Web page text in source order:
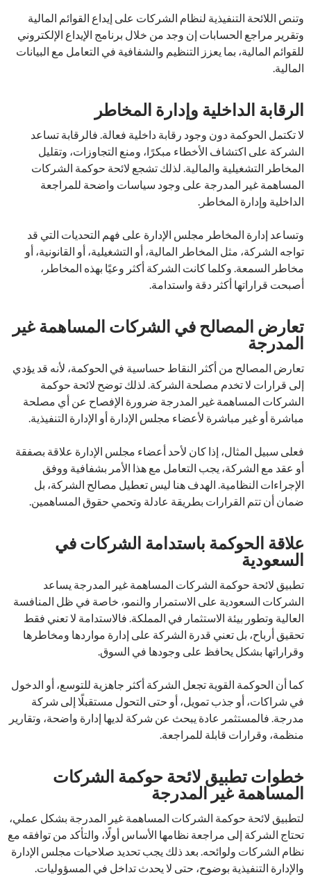
وتنص اللائحة التنفيذية لنظام الشركات على إيداع القوائم المالية
وتقرير مراجع الحسابات إن وجد من خلال برنامج الإيداع الإلكتروني
للقوائم المالية، بما يعزز التنظيم والشفافية في التعامل مع البيانات
المالية.
الرقابة الداخلية وإدارة المخاطر
لا تكتمل الحوكمة دون وجود رقابة داخلية فعالة. فالرقابة تساعد
الشركة على اكتشاف الأخطاء مبكرًا، ومنع التجاوزات، وتقليل
المخاطر التشغيلية والمالية. لذلك تشجع لائحة حوكمة الشركات
المساهمة غير المدرجة على وجود سياسات واضحة للمراجعة
الداخلية وإدارة المخاطر.
وتساعد إدارة المخاطر مجلس الإدارة على فهم التحديات التي قد
تواجه الشركة، مثل المخاطر المالية، أو التشغيلية، أو القانونية، أو
مخاطر السمعة. وكلما كانت الشركة أكثر وعيًا بهذه المخاطر،
أصبحت قراراتها أكثر دقة واستدامة.
تعارض المصالح في الشركات المساهمة غير
المدرجة
تعارض المصالح من أكثر النقاط حساسية في الحوكمة، لأنه قد يؤدي
إلى قرارات لا تخدم مصلحة الشركة. لذلك توضح لائحة حوكمة
الشركات المساهمة غير المدرجة ضرورة الإفصاح عن أي مصلحة
مباشرة أو غير مباشرة لأعضاء مجلس الإدارة أو الإدارة التنفيذية.
فعلى سبيل المثال، إذا كان لأحد أعضاء مجلس الإدارة علاقة بصفقة
أو عقد مع الشركة، يجب التعامل مع هذا الأمر بشفافية ووفق
الإجراءات النظامية. الهدف هنا ليس تعطيل مصالح الشركة، بل
ضمان أن تتم القرارات بطريقة عادلة وتحمي حقوق المساهمين.
علاقة الحوكمة باستدامة الشركات في
السعودية
تطبيق لائحة حوكمة الشركات المساهمة غير المدرجة يساعد
الشركات السعودية على الاستمرار والنمو، خاصة في ظل المنافسة
العالية وتطور بيئة الاستثمار في المملكة. فالاستدامة لا تعني فقط
تحقيق أرباح، بل تعني قدرة الشركة على إدارة مواردها ومخاطرها
وقراراتها بشكل يحافظ على وجودها في السوق.
كما أن الحوكمة القوية تجعل الشركة أكثر جاهزية للتوسع، أو الدخول
في شراكات، أو جذب تمويل، أو حتى التحول مستقبلًا إلى شركة
مدرجة. فالمستثمر عادة يبحث عن شركة لديها إدارة واضحة، وتقارير
منظمة، وقرارات قابلة للمراجعة.
خطوات تطبيق لائحة حوكمة الشركات
المساهمة غير المدرجة
لتطبيق لائحة حوكمة الشركات المساهمة غير المدرجة بشكل عملي،
تحتاج الشركة إلى مراجعة نظامها الأساس أولًا، والتأكد من توافقه مع
نظام الشركات ولوائحه. بعد ذلك يجب تحديد صلاحيات مجلس الإدارة
والإدارة التنفيذية بوضوح، حتى لا يحدث تداخل في المسؤوليات.